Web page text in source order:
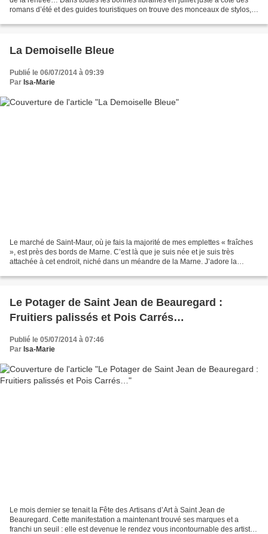
romans d’été et des guides touristiques on trouve des monceaux de stylos,
La Demoiselle Bleue
Publié le 06/07/2014 à 09:39
Par Isa-Marie
Le marché de Saint-Maur, où je fais la majorité de mes emplettes « fraîches
», est près des bords de Marne. C’est là que je suis née et je suis très
attachée à cet endroit, niché dans un méandre de la Marne. J’adore la
Le Potager de Saint Jean de Beauregard :
Fruitiers palissés et Pois Carrés…
Publié le 05/07/2014 à 07:46
Par Isa-Marie
Le mois dernier se tenait la Fête des Artisans d’Art à Saint Jean de
Beauregard. Cette manifestation a maintenant trouvé ses marques et a
franchi un seuil : elle est devenue le rendez vous incontournable des artistes